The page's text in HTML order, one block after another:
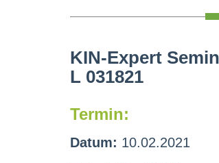
KIN-Expert
L 031821
Termin:
Datum: 10.02.2021